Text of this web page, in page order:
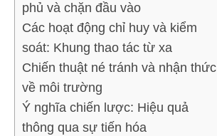
phủ và chặn đầu vào
Các hoạt động chỉ huy và kiểm
soát: Khung thao tác từ xa
Chiến thuật né tránh và nhận thức
về môi trường
Ý nghĩa chiến lược: Hiệu quả
thông qua sự tiến hóa